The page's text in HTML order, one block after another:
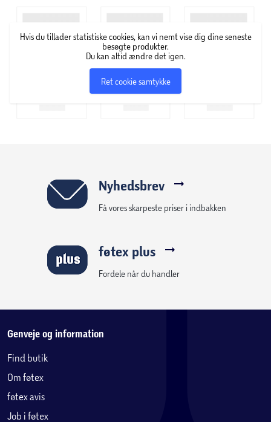
med en fin børste kunne fremhæve øjenvipper.
Eksperimentet blev startskuddet på Maybelline New York,
som blev skiftet af Mabels bror, Tom Lyle Williams i 1917. I
dag er Maybelline New York et af de førende makeup-
brands i over 120 lande i verden. New Yorker-filosofien er
klar og enkel; Maybelline New York har fingeren på pulsen,
Hvis du tillader statistiske cookies, kan vi nemt vise dig dine seneste
besøgte produkter.
Du kan altid ændre det igen.
Ret cookie samtykke
Nyhedsbrev
Få vores skarpeste priser i indbakken
føtex plus
Fordele når du handler
Genveje og information
Find butik
Om føtex
føtex avis
Job i føtex